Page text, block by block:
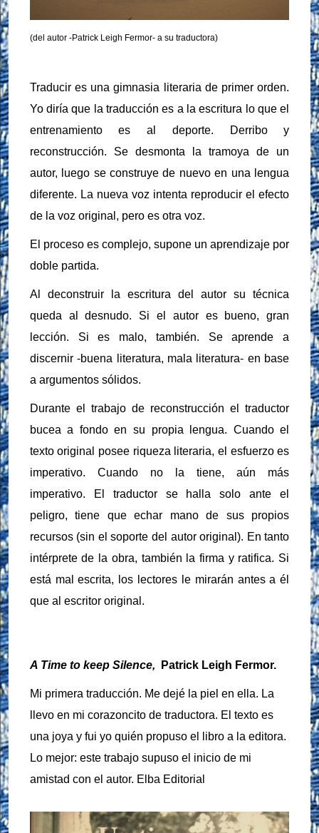
(del autor -Patrick Leigh Fermor- a su traductora)
Traducir es una gimnasia literaria de primer orden.
Yo diría que la traducción es a la escritura lo que el
entrenamiento es al deporte. Derribo y
reconstrucción. Se desmonta la tramoya de un
autor, luego se construye de nuevo en una lengua
diferente. La nueva voz intenta reproducir el efecto
de la voz original, pero es otra voz.
El proceso es complejo, supone un aprendizaje por
doble partida.
Al deconstruir la escritura del autor su técnica
queda al desnudo. Si el autor es bueno, gran
lección. Si es malo, también. Se aprende a
discernir -buena literatura, mala literatura- en base
a argumentos sólidos.
Durante el trabajo de reconstrucción el traductor
bucea a fondo en su propia lengua. Cuando el
texto original posee riqueza literaria, el esfuerzo es
imperativo. Cuando no la tiene, aún más
imperativo. El traductor se halla solo ante el
peligro, tiene que echar mano de sus propios
recursos (sin el soporte del autor original). En tanto
intérprete de la obra, también la firma y ratifica. Si
está mal escrita, los lectores le mirarán antes a él
que al escritor original.
A Time to keep Silence, Patrick Leigh Fermor.
Mi primera traducción. Me dejé la piel en ella. La
llevo en mi corazoncito de traductora. El texto es
una joya y fui yo quién propuso el libro a la editora.
Lo mejor: este trabajo supuso el inicio de mi
amistad con el autor. Elba Editorial